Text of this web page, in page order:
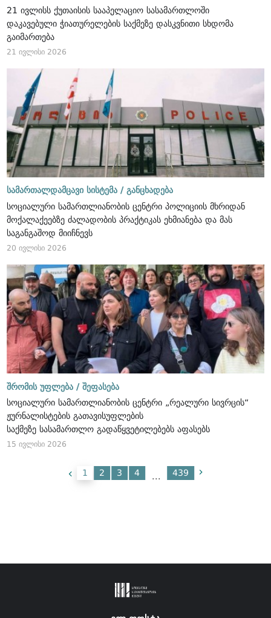
21 ივლისს ქუთაისის სააპელაციო სასამართლოში
დაკავებული ჭიათურელების საქმეზე დასკვნითი სხდომა
გაიმართება
21 ივლისი 2026
სამართალდამცავი სისტემა / განცხადება
სოციალური სამართლიანობის ცენტრი პოლიციის მხრიდან
მოქალაქეებზე ძალადობის პრაქტიკას ეხმიანება და მას
საგანგაშოდ მიიჩნევს
20 ივლისი 2026
შრომის უფლება / შეფასება
სოციალური სამართლიანობის ცენტრი „რეალური სივრცის“
ჟურნალისტების გათავისუფლების
საქმეზე სასამართლო გადაწყვეტილებებს აფასებს
15 ივლისი 2026
1 2 3 4 ... 439